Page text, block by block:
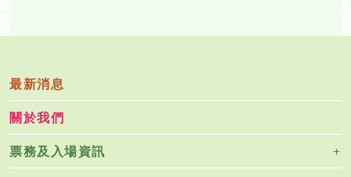
最新消息
關於我們
票務及入場資訊